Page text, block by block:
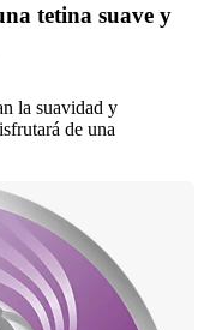
tetina suave y
la suavidad y
de una